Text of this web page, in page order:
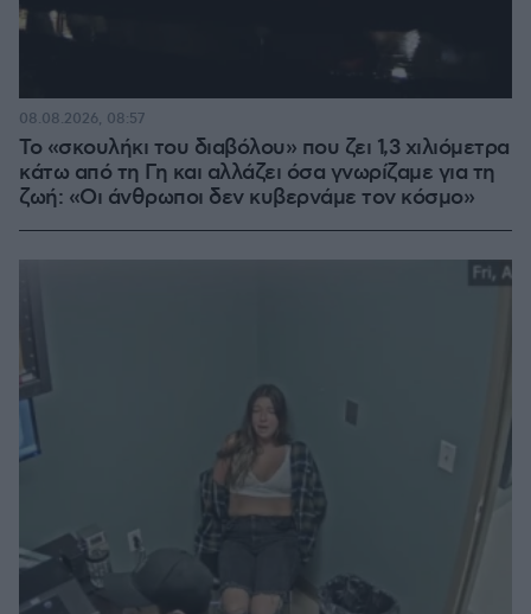
Το «σκουλήκι του διαβόλου» που ζει 1,3 χιλιόμετρα
κάτω από τη Γη και αλλάζει όσα γνωρίζαμε για τη
ζωή: «Οι άνθρωποι δεν κυβερνάμε τον κόσμο»
08.08.2026, 08:57